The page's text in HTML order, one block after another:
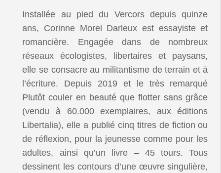
Installée au pied du Vercors depuis quinze
ans, Corinne Morel Darleux est essayiste et
romancière. Engagée dans de nombreux
réseaux écologistes, libertaires et paysans,
elle se consacre au militantisme de terrain et à
l’écriture. Depuis 2019 et le très remarqué
Plutôt couler en beauté que flotter sans grâce
(vendu à 60.000 exemplaires, aux éditions
Libertalia), elle a publié cinq titres de fiction ou
de réflexion, pour la jeunesse comme pour les
adultes, ainsi qu’un livre – 45 tours. Tous
dessinent les contours d’une œuvre singulière,